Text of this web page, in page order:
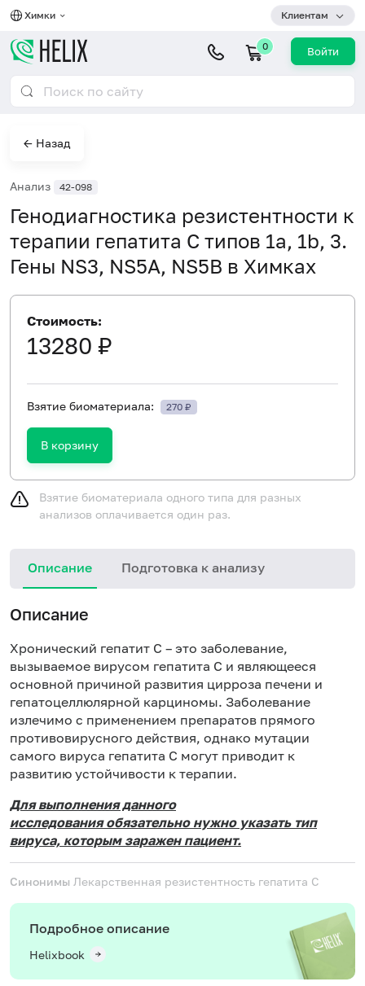
Химки Клиентам
0 Войти
← Назад
Анализ 42-098
Генодиагностика резистентности к
терапии гепатита С типов 1a, 1b, 3.
Гены NS3, NS5A, NS5B в Химках
Стоимость:
13280 ₽
Взятие биоматериала: 270 ₽
В корзину
Взятие биоматериала одного типа для разных
анализов оплачивается один раз.
Описание Подготовка к анализу
Описание
Хронический гепатит С – это заболевание,
вызываемое вирусом гепатита С и являющееся
основной причиной развития цирроза печени и
гепатоцеллюлярной карциномы. Заболевание
излечимо с применением препаратов прямого
противовирусного действия, однако мутации
самого вируса гепатита С могут приводит к
развитию устойчивости к терапии.
Для выполнения данного
исследования обязательно нужно указать тип
вируса, которым заражен пациент.
Синонимы Лекарственная резистентность гепатита С
Подробное описание
Helixbook